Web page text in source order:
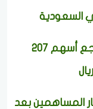
السعودية
تاسي يغلق منخفضًا 0.5% وسط تراجع أسهم 207
المساهمين بعد